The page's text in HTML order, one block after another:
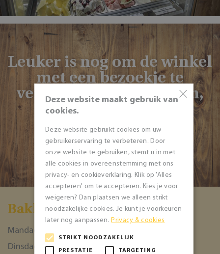
Leuker is nog om de winkel
met een bezoekje te
vereren: dan kunt u zien,
ruiken én proeven!
NAAR DE WINKEL
Bakkerĳ de 7 Heerlĳkheden
Mandag
Dinsdag
07:30 - 18:00
×
Deze website maakt gebruik van
cookies.
Deze website gebruikt cookies om uw
gebruikerservaring te verbeteren. Door
onze website te gebruiken, stemt u in met
alle cookies in overeenstemming met ons
privacy- en cookieverklaring. Klik op 'Alles
accepteren' om te accepteren. Kies je voor
weigeren? Dan plaatsen we alleen strikt
noodzakelijke cookies. Je kunt je voorkeuren
later nog aanpassen.Privacy & cookies
STRIKT NOODZAKELIJK
PRESTATIE TARGETING